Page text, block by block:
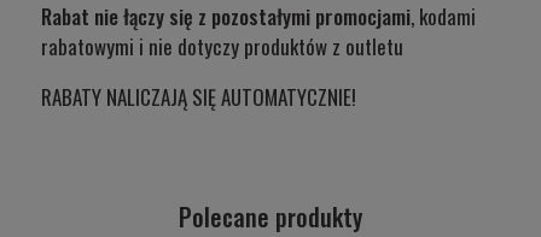
Rabat nie łączy się z pozostałymi promocjami, kodami
rabatowymi i nie dotyczy produktów z outletu
RABATY NALICZAJĄ SIĘ AUTOMATYCZNIE!
Polecane produkty